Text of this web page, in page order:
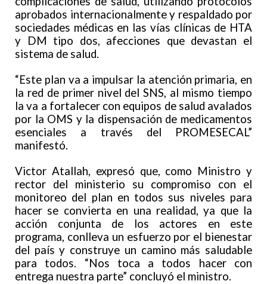
aprobados internacionalmente y respaldado por
sociedades médicas en las vías clínicas de HTA
y DM tipo dos, afecciones que devastan el
sistema de salud.
“Este plan va a impulsar la atención primaria, en
la red de primer nivel del SNS, al mismo tiempo
la va a fortalecer con equipos de salud avalados
por la OMS y la dispensación de medicamentos
esenciales a través del PROMESECAL”
manifestó.
Victor Atallah, expresó que, como Ministro y
rector del ministerio su compromiso con el
monitoreo del plan en todos sus niveles para
hacer se convierta en una realidad, ya que la
acción conjunta de los actores en este
programa, conlleva un esfuerzo por el bienestar
del país y construye un camino más saludable
para todos. “Nos toca a todos hacer con
entrega nuestra parte” concluyó el ministro.